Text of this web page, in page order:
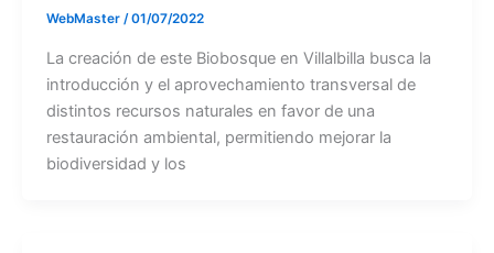
WebMaster /01/07/2022
La creación de este Biobosque en Villalbilla busca la
introducción y el aprovechamiento transversal de
distintos recursos naturales en favor de una
restauración ambiental, permitiendo mejorar la
biodiversidad y los